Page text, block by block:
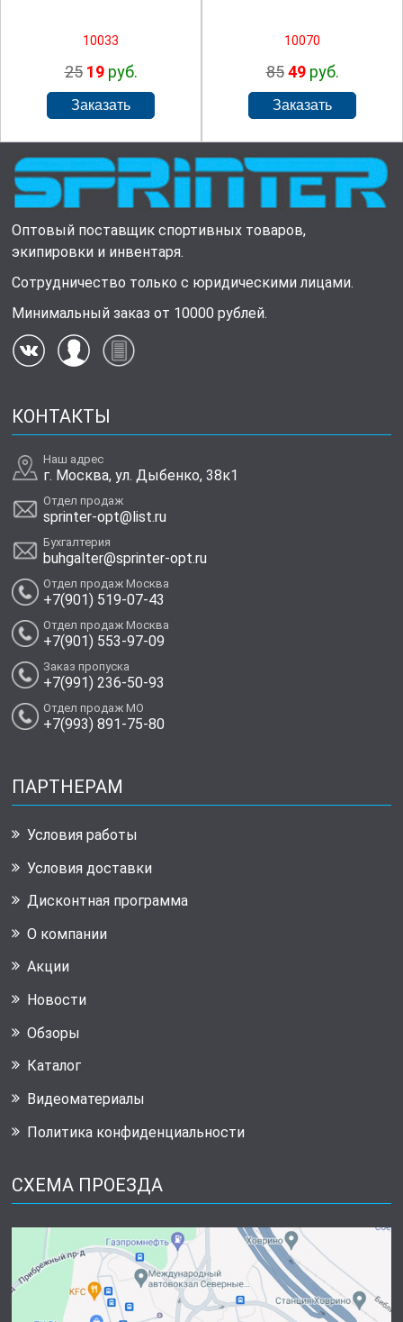
10033
25 19руб.
10070
85 49руб.
Оптовый поставщик спортивных товаров,
экипировки и инвентаря.
Сотрудничество только с юридическими лицами.
Минимальный заказ от 10000 рублей.
КОНТАКТЫ
Наш адрес
г. Москва, ул. Дыбенко, 38к1
Отдел продаж
sprinter-opt@list.ru
Бухгалтерия
buhgalter@sprinter-opt.ru
Отдел продаж Москва
+7(901) 519-07-43
Отдел продаж Москва
+7(901) 553-97-09
Заказ пропуска
+7(991) 236-50-93
Отдел продаж МО
+7(993) 891-75-80
ПАРТНЕРАМ
Условия работы
Условия доставки
Дисконтная программа
О компании
Акции
Новости
Обзоры
Каталог
Видеоматериалы
Политика конфиденциальности
СХЕМА ПРОЕЗДА